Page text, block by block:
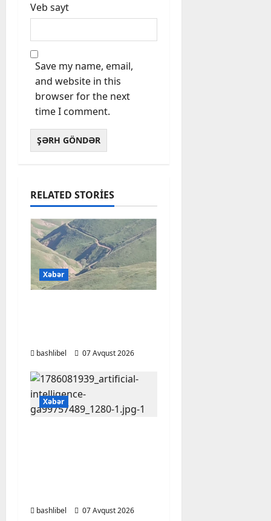
Veb sayt
Save my name, email,
and website in this
browser for the next
time I comment.
RELATED STORIES
Xəbər
bashlibel 07 Avqust 2026
Xəbər
bashlibel 07 Avqust 2026